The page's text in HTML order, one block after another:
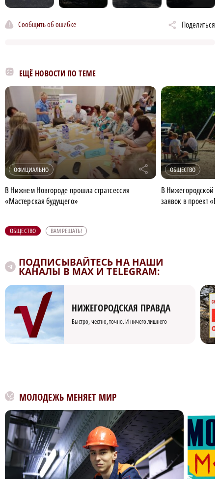
Сообщить об ошибке Поделиться
ЕЩЁ НОВОСТИ ПО ТЕМЕ
ОФИЦИАЛЬНО r
В Нижнем Новгороде прошла стратсессия
«Мастерская будущего»
ОБЩЕСТВО
В Нижегородской
заявок в проект
ОБЩЕСТВО ВАМ РЕШАТЬ!
ПОДПИСЫВАЙТЕСЬ НА НАШИ
КАНАЛЫ В MAX И TELEGRAM:
НИЖЕГОРОДСКАЯ ПРАВДА
Быстро, честно, точно. И ничего лишнего
МОЛОДЕЖЬ МЕНЯЕТ МИР